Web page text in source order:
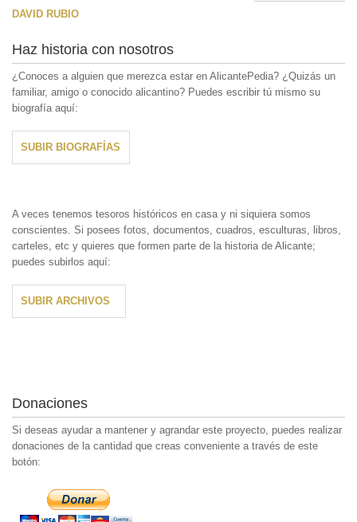
DAVID RUBIO
Haz historia con nosotros
¿Conoces a alguien que merezca estar en AlicantePedia? ¿Quizás un
familiar, amigo o conocido alicantino? Puedes escribir tú mismo su
biografía aquí:
SUBIR BIOGRAFÍAS
A veces tenemos tesoros históricos en casa y ni siquiera somos
conscientes. Si posees fotos, documentos, cuadros, esculturas, libros,
carteles, etc y quieres que formen parte de la historia de Alicante;
puedes subirlos aquí:
SUBIR ARCHIVOS
Donaciones
Si deseas ayudar a mantener y agrandar este proyecto, puedes realizar
donaciones de la cantidad que creas conveniente a través de este
botón: